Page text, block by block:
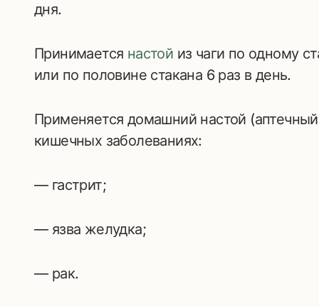
дня.
Принимается настой из чаги по одному
или по половине стакана 6 раз в день.
Применяется домашний настой
кишечных заболеваниях:
— гастрит;
— язва желудка;
— рак.